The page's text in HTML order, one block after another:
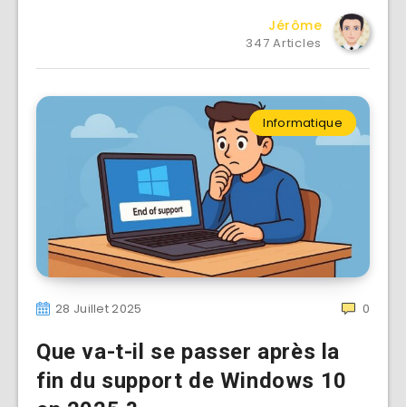
Jérôme
347 Articles
Informatique
28 Juillet 2025 0
Que va-t-il se passer après la
fin du support de Windows 10